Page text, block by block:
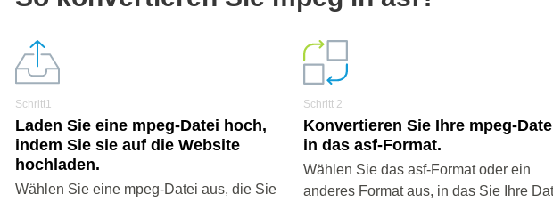
Schritt1
Laden Sie eine mpeg-Datei hoch,
indem Sie sie auf die Website
hochladen.
Wählen Sie eine mpeg-Datei aus, die Sie
Schritt 2
Konvertieren Sie Ihre mpeg-
in das asf-Format.
Wählen Sie das asf-Format oder ein
anderes Format aus, in das Sie Ihre